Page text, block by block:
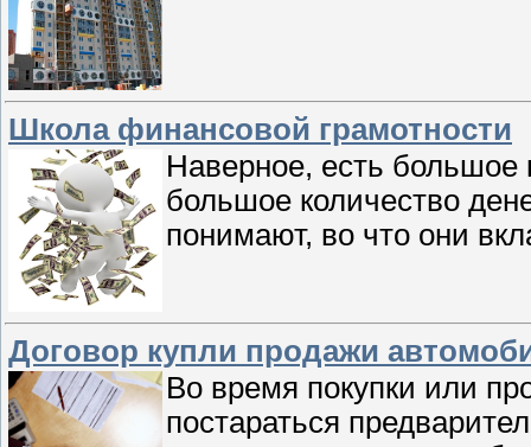
Школа финансовой грамотности
Наверное, есть большое
большое количество
понимают, во что они
Договор купли продажи
Во время покупки или
постараться